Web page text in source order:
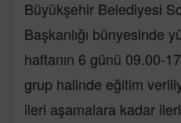
Büyükşehir Belediyesi
Başkanlığı bünyesinde
haftanın 6 günü 09.00-
grup halinde eğitim
ileri aşamalara kadar